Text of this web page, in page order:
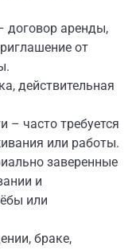
договор аренды,
от
действительная
– часто требуется
или работы.
заверенные
и
или
браке,